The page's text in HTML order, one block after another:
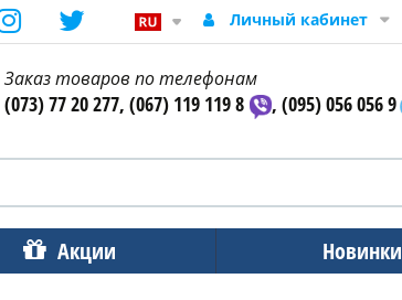
Личный кабинет
Заказ товаров по телефонам
(073) 77 20 277, (067) 119 119 8 , (095) 056 056 9
Акции Новинки